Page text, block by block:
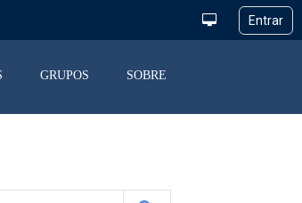
GRUPOS SOBRE